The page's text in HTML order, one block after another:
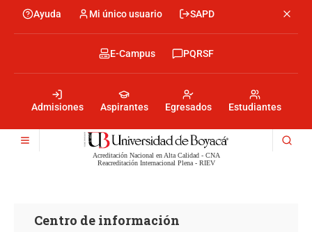
contenido
Menu
encabezado
Ayuda Mi único usuario SAPD
encabezado
Admisiones Aspirantes Egresados Estudiantes
Menu
encabezado
-
Derecha
E-Campus PQRSF
Menú
Acreditación Nacional en Alta Calidad - CNA
Reacreditación Internacional Plena - RIEV
Centro de información